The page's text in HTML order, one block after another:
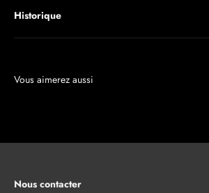
Historique
Nous contacter